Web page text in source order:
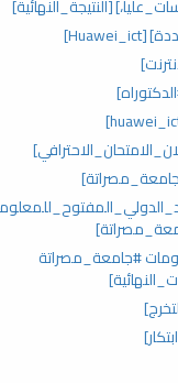
[النتيجة_النهائية]
[Huawei_ict]
#جامعة_مصراتة